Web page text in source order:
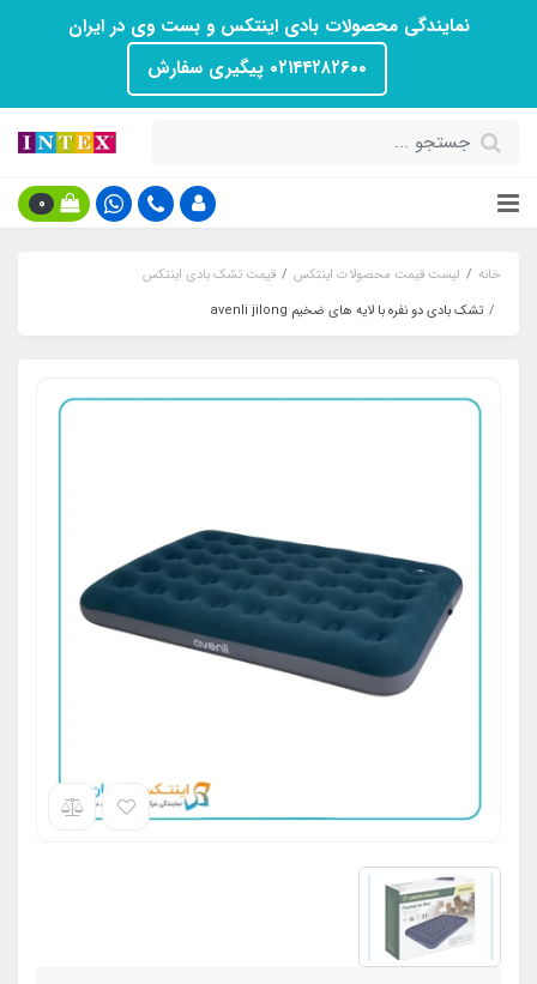
نمایندگی محصولات بادی اینتکس و بست وی در ایران
۰۲۱۴۴۲۸۲۶۰۰ پیگیری سفارش
0
خانه لیست قیمت محصولات اینتکس
قیمت تشک بادی اینتکس
تشک بادی دو نفره با لایه های ضخیم avenli jilong